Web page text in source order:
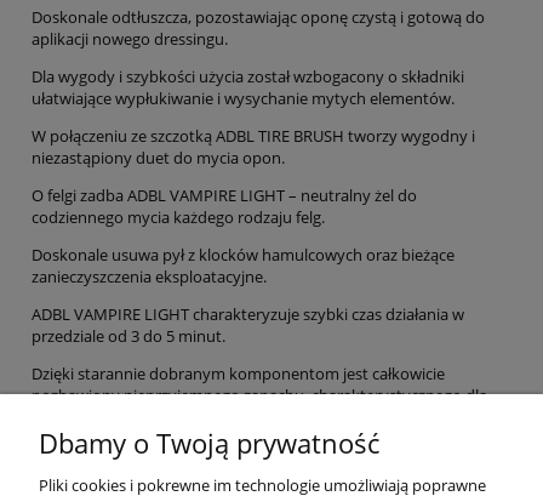
Doskonale odtłuszcza, pozostawiając oponę czystą i gotową do
aplikacji nowego dressingu.
Dla wygody i szybkości użycia został wzbogacony o składniki
ułatwiające wypłukiwanie i wysychanie mytych elementów.
W połączeniu ze szczotką ADBL TIRE BRUSH tworzy wygodny i
niezastąpiony duet do mycia opon.
O felgi zadba ADBL VAMPIRE LIGHT – neutralny żel do
codziennego mycia każdego rodzaju felg.
Doskonale usuwa pył z klocków hamulcowych oraz bieżące
zanieczyszczenia eksploatacyjne.
ADBL VAMPIRE LIGHT charakteryzuje szybki czas działania w
przedziale od 3 do 5 minut.
Dzięki starannie dobranym komponentom jest całkowicie
pozbawiony nieprzyjemnego zapachu, charakterystycznego dla
Nowa formuła jest również znacznie delikatniejsza dla stopów z
domieszką żelaza.
Dbamy o Twoją prywatność
Pliki cookies i pokrewne im technologie umożliwiają poprawne